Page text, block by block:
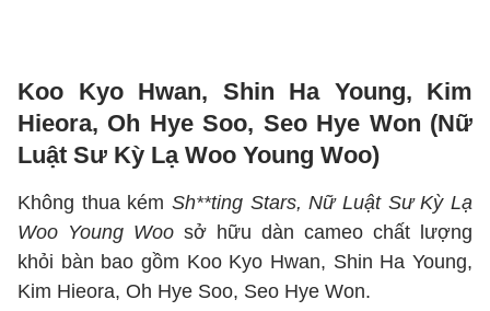
Koo Kyo Hwan, Shin Ha Young, Kim
Hieora, Oh Hye Soo, Seo Hye Won (Nữ
Luật Sư Kỳ Lạ Woo Young Woo)
Không thua kém Sh**ting Stars, Nữ Luật Sư Kỳ Lạ
Woo Young Woo sở hữu dàn cameo chất lượng
khỏi bàn bao gồm Koo Kyo Hwan, Shin Ha Young,
Kim Hieora, Oh Hye Soo, Seo Hye Won.